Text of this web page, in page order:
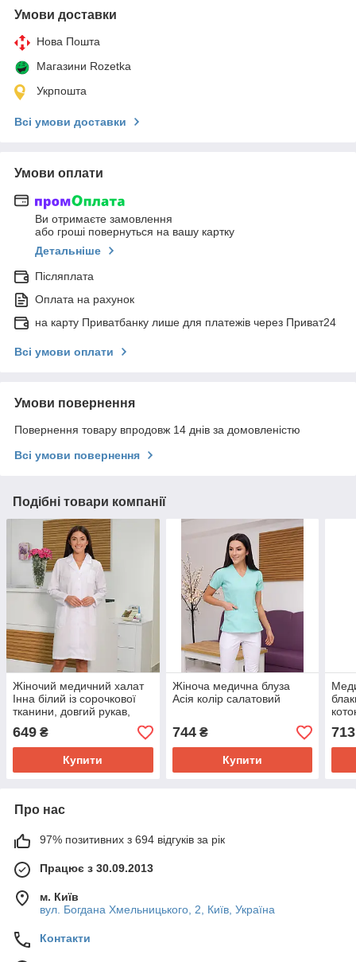
Умови доставки
Нова Пошта
Магазини Rozetka
Укрпошта
Всі умови доставки
Умови оплати
Ви отримаєте замовлення
або гроші повернуться на вашу картку
Детальніше
Післяплата
Оплата на рахунок
на карту Приватбанку лише для платежів через Приват24
Всі умови оплати
Умови повернення
Повернення товару впродовж 14 днів за домовленістю
Всі умови повернення
Подібні товари компанії
Жіночий медичний халат
Інна білий із сорочкової
тканини, довгий рукав,
розмір 46,48,50,52,54,56,
58 54
649 ₴
Купити
Жіноча медична блуза
Асія колір салатовий
744₴
Купити
713
Про нас
97% позитивних з 694 відгуків за рік
Працює з 30.09.2013
м. Київ
вул. Богдана Хмельницького, 2, Київ, Україна
Контакти